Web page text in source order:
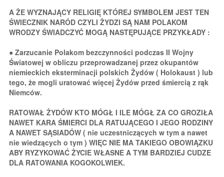
A ŻE WYZNAJĄCY RELIGIĘ KTÓREJ SYMBOLEM JEST TEN
ŚWIECZNIK NARÓD CZYLI ŻYDZI SĄ NAM POLAKOM
WRODZY ŚWIADCZYĆ MOGĄ NASTĘPUJĄCE PRZYKŁADY :
● Zarzucanie Polakom bezczynności podczas II Wojny
Światowej w obliczu przeprowadzanej przez okupantów
niemieckich eksterminacji polskich Żydów ( Holokaust ) lub
tego, że mogli uratować więcej Żydów przed śmiercią z rąk
Niemców.
RATOWAŁ ŻYDÓW KTO MÓGŁ I ILE MÓGŁ ZA CO GROZIŁA
NAWET KARA ŚMIERCI DLA RATUJĄCEGO I JEGO RODZINY
A NAWET SĄSIADÓW ( nie uczestniczących w tym a nawet
nie wiedzących o tym ) WIĘC NIE MA TAKIEGO OBOWIĄZKU
ABY RYZYKOWAĆ ŻYCIE WŁASNE A TYM BARDZIEJ CUDZE
DLA RATOWANIA KOGOKOLWIEK.